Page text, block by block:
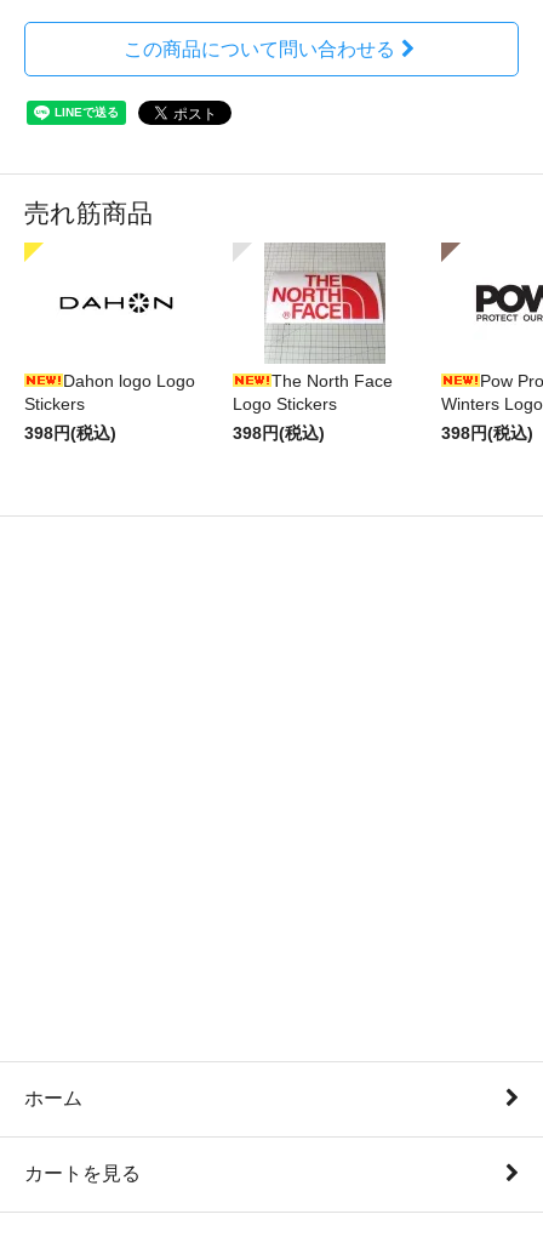
この商品について問い合わせる
売れ筋商品
Dahon logo Logo
Stickers
398円(税込)
The North Face
Logo Stickers
398円(税込)
Pow
Winters
398円(税込)
ホーム
カートを見る